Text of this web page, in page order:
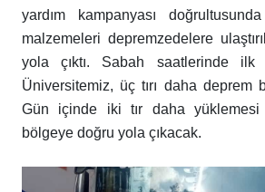
yardım kampanyası
malzemeleri depremzedelere
yola çıktı. Sabah saatlerinde ilk
Üniversitemiz, üç tırı daha deprem
Gün içinde iki tır daha yüklemesi
bölgeye doğru yola çıkacak.